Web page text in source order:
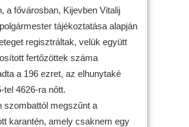
a fővárosban, Kijevben Vitalij
tájékoztatása alapján
regisztráltak, velük együtt
fertőzöttek száma
a 196 ezret, az elhunytaké
tel 4626-ra nőtt.
szombattól megszűnt a
karantén, amely csaknem egy